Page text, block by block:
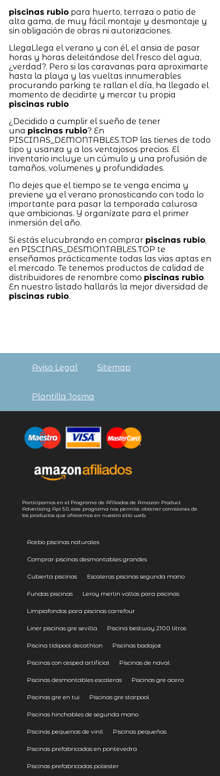
piscinas rubiopara huerto, terraza o patio de
alta gama, de muy fácil montaje y desmontaje y
sin obligación de obras ni autorizaciones.
LlegaLlega el verano y con él, el ansia de pasar
horas y horas deleitándose del fresco del agua,
¿verdad?. Pero si las caravanas para aproximarte
hasta la playa y las vueltas innumerables
procurando parking te rallan el día, ha llegado el
momento de decidirte y mercar tu propia
piscinas rubio
¿Decidido a cumplir el sueño de tener
una piscinas rubio? En
PISCINAS_DEMONTABLES.TOP las tienes de todo
tipo y usanza y a los ventajosos precios. El
inventario incluye un cúmulo y una profusión de
tamaños, volumenes y profundidades.
No dejes que el tiempo se te venga encima y
previene ya el verano pronosticando con todo lo
importante para pasar la temporada calurosa
que ambicionas. Y organízate para el primer
inmersión del año.
Si estás elucubrando en comprar piscinas rubio,
en PISCINAS_DESMONTABLES.TOP te
enseñamos prácticamente todas las vias aptas en
el mercado. Te tenemos productos de calidad de
distribuidores de renombre como piscinas rubio.
En nuestro listado hallarás la mejor diversidad de
piscinas rubio.
Aviso Legal Sitemap
Plantilla Josma
Participamos en el Programa de Afiliados de Amazon Product
Advertising Api 5.0, este programa nos permite obtener comisiones de
los productos que ofrecemos en nuestro sitio web.
Acebo piscinas naturales
Comprar piscinas desmontables grandes
Cubierta piscinas Escaleras piscinas segunda mano
Fundas piscinas Leroy merlin vallas para piscinas
Limpiafondos para piscinas carrefour
Liner piscinas gre sevilla Piscina bestway 2100 litros
Piscina tidipool decathlon Piscinas badajoz
Piscinas con cesped artificial Piscinas de naval
Piscinas desmontables escaleras Piscinas gre acero
Piscinas gre en tui Piscinas gre starpool
Piscinas hinchables de segunda mano
Piscinas pequenas de vinil Piscinas pequeñas
Piscinas prefabricadas en pontevedra
Piscinas prefabricadas poliester